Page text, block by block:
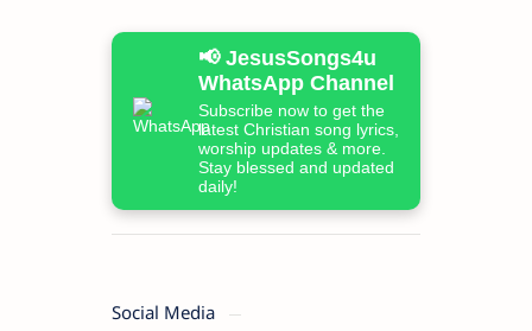
📢 JesusSongs4u
WhatsApp Channel
Subscribe now to get the
latest Christian song lyrics,
worship updates & more.
Stay blessed and updated
daily!
Social Media